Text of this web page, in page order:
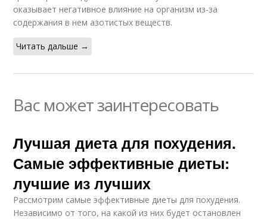
оказывает негативное влияние на организм из-за
содержания в нем азотистых веществ.
Читать дальше →
Вас может заинтересовать
Лучшая диета для похудения.
Самые эффективные диеты:
лучшие из лучших
Рассмотрим самые эффективные диеты для похудения.
Независимо от того, на какой из них будет остановлен